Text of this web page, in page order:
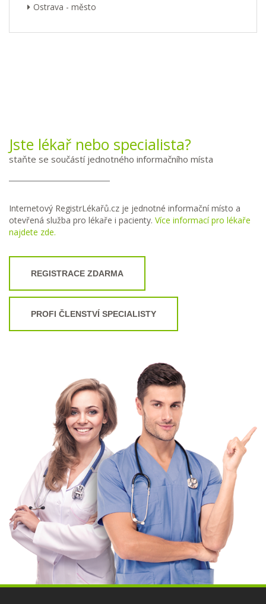
Ostrava - město
Jste lékař nebo specialista?
staňte se součástí jednotného informačního místa
Internetový RegistrLékařů.cz je jednotné informační místo a
otevřená služba pro lékaře i pacienty. Více informací pro lékaře
najdete zde.
REGISTRACE ZDARMA
PROFI ČLENSTVÍ SPECIALISTY